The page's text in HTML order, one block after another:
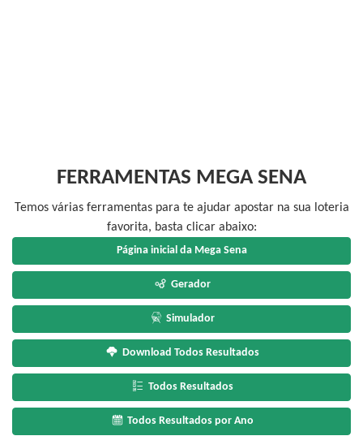
FERRAMENTAS MEGA SENA
Temos várias ferramentas para te ajudar apostar na sua loteria
favorita, basta clicar abaixo:
Página inicial da Mega Sena
Gerador
Simulador
Download Todos Resultados
Todos Resultados
Todos Resultados por Ano